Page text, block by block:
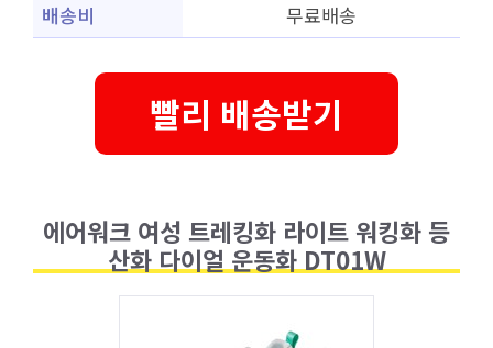
배송비
무료배송
빨리 배송받기
에어워크 여성 트레킹화 라이트 워킹화 등
산화 다이얼 운동화 DT01W